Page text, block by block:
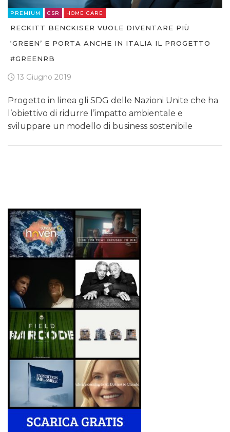
PREMIUM CSR HOME CARE
RECKITT BENCKISER VUOLE DIVENTARE PIÙ
‘GREEN’ E PORTA ANCHE IN ITALIA IL PROGETTO
#GREENRB
13 Giugno 2019
Progetto in linea gli SDG delle Nazioni Unite che ha
l’obiettivo di ridurre l’impatto ambientale e
sviluppare un modello di business sostenibile